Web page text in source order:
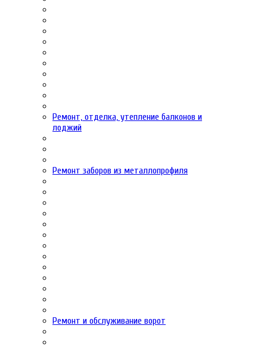
Ремонт, отделка, утепление балконов и
лоджий
Ремонт заборов из металлопрофиля
Ремонт и обслуживание ворот